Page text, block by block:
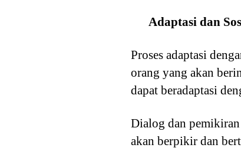
Adaptasi dan
Proses adaptasi
orang yang akan
dapat beradaptasi
Dialog dan
akan berpikir dan